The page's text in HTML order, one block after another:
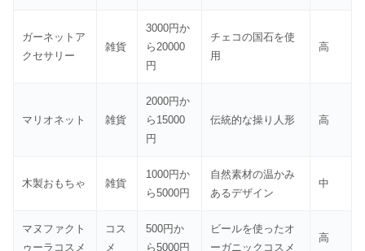
ガーネットア
クセサリー
雑貨
3000円か
ら20000
円
チェコの国石を使
用
高
マリオネット 雑貨
2000円か
ら15000
円
伝統的な操り人形 高
木製おもちゃ 雑貨
1000円か
ら5000円
自然素材の温かみ
あるデザイン
中
マヌファクト
ゥーラコスメ
コス
メ
500円か
ら5000円
ビールを使ったオ
ーガニックコスメ
高